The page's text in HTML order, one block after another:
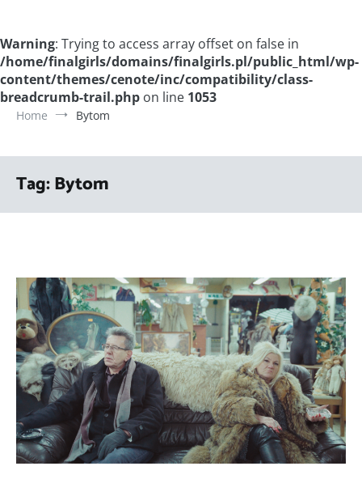
Warning: Trying to access array offset on false in
/home/finalgirls/domains/finalgirls.pl/public_html/wp-
content/themes/cenote/inc/compatibility/class-
breadcrumb-trail.php on line 1053
Home Bytom
Tag:Bytom